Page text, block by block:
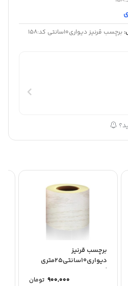
برچسب قرنیز دیواری10سانتی کد:158
برچسب قرنیز
دیواری10سانتی25متری
کد:1209
900,000 تومان